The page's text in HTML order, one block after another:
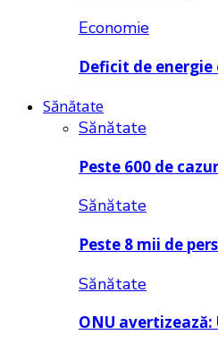
Economie
Deficit de
Sănătate
Sănătate
Peste 600 de
Sănătate
Peste 8 mii de
Sănătate
ONU